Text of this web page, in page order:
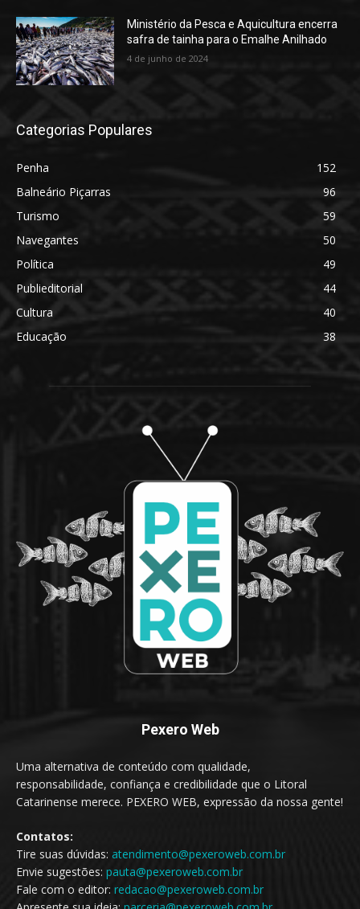
Ministério da Pesca e Aquicultura encerra
safra de tainha para o Emalhe Anilhado
4 de junho de 2024
Categorias Populares
Penha
152
Balneário Piçarras
96
Turismo
59
Navegantes
50
Política
49
Publieditorial
44
Cultura
40
Educação
38
Pexero Web
Uma alternativa de conteúdo com qualidade,
responsabilidade, confiança e credibilidade que o Litoral
Catarinense merece. PEXERO WEB, expressão da nossa gente!
Contatos:
Tire suas dúvidas: atendimento@pexeroweb.com.br
Envie sugestões: pauta@pexeroweb.com.br
Fale com o editor: redacao@pexeroweb.com.br